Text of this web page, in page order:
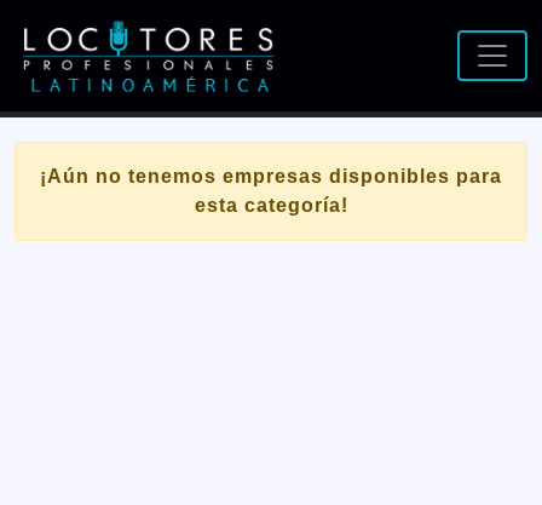
¡Aún no tenemos empresas disponibles para
esta categoría!